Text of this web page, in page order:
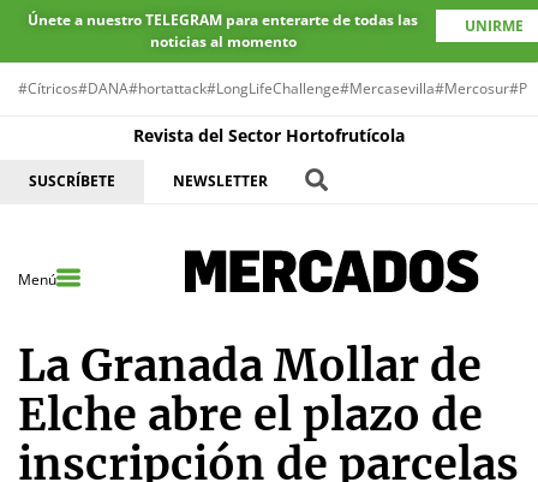
Únete a nuestro TELEGRAM para enterarte de todas las
noticias al momento
UNIRME
#Cítricos#DANA#hortattack#LongLifeChallenge#Mercasevilla#Mercosur
Revista del Sector Hortofrutícola
SUSCRÍBETE NEWSLETTER
Menú
La Granada Mollar de
Elche abre el plazo de
inscripción de parcelas